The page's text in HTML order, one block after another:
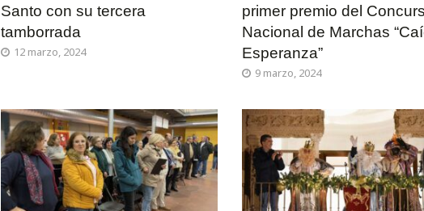
Santo con su tercera
tamborrada
12 marzo, 2024
primer premio del
Nacional de Marchas
Esperanza”
9 marzo, 2024